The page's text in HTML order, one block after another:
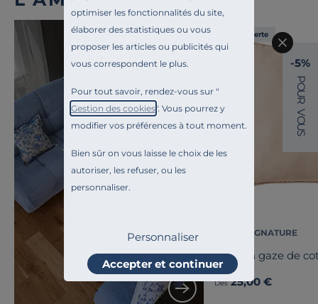
optimiser les fonctionnalités du site,
élaborer des statistiques ou vous
proposer les articles ou publicités qui
vous correspondent le plus.
Pour tout savoir, rendez-vous sur "
Gestion des cookies". Vous pourrez y
modifier vos préférences à tout moment.
Bien sûr on vous laisse le choix de les
autoriser, les refuser, ou les
personnaliser.
Personnaliser
Accepter et continuer
Toute l'inspiration
Shanghai
Liv. offerte
CAMIF SIGNATURE
Coussin gaze de
Dès 25,00 €
-5%
P
O
U
R
V
O
U
S